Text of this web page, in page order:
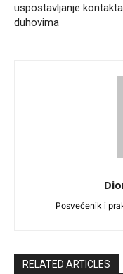
uspostavljanje
duhovima
Posvećenik i
RELATED ARTICLES